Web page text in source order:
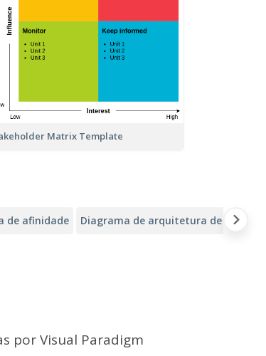
Matrix Template
de afinidade Diagrama de arquitetura de nuvem
por Visual Paradigm